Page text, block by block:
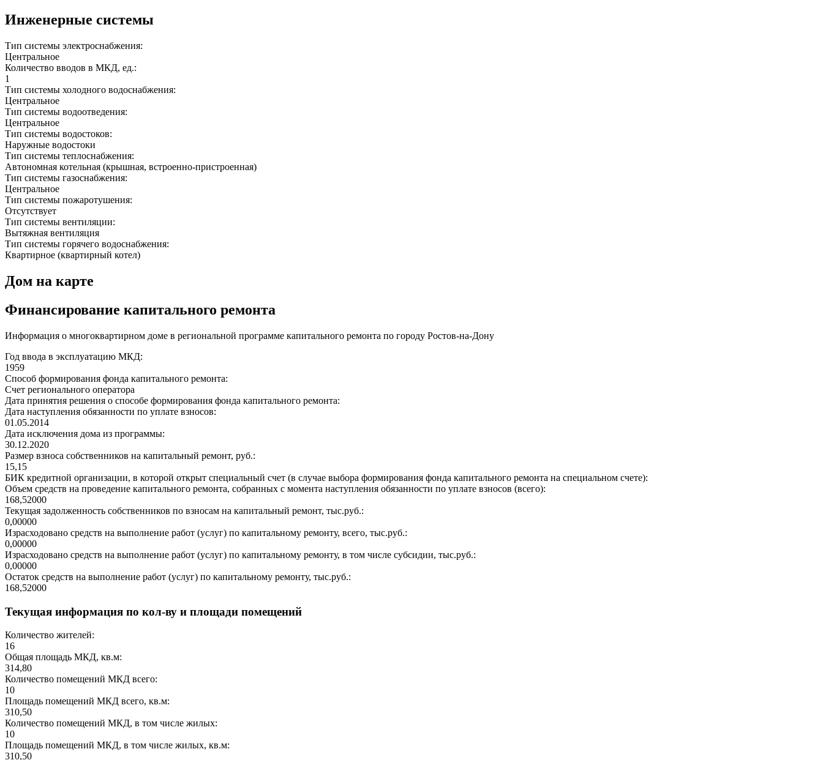
Инженерные системы
Тип системы электроснабжения:
Центральное
Количество вводов в МКД, ед.:
1
Тип системы холодного водоснабжения:
Центральное
Тип системы водоотведения:
Центральное
Тип системы водостоков:
Наружные водостоки
Тип системы теплоснабжения:
Автономная котельная (крышная, встроенно-пристроенная)
Тип системы газоснабжения:
Центральное
Тип системы пожаротушения:
Отсутствует
Тип системы вентиляции:
Вытяжная вентиляция
Тип системы горячего водоснабжения:
Квартирное (квартирный котел)
Дом на карте
Финансирование капитального ремонта
Информация о многоквартирном доме в региональной программе капитального ремонта по городу Ростов-на-Дону
Год ввода в эксплуатацию МКД:
1959
Способ формирования фонда капитального ремонта:
Счет регионального оператора
Дата принятия решения о способе формирования фонда капитального ремонта:
Дата наступления обязанности по уплате взносов:
01.05.2014
Дата исключения дома из программы:
30.12.2020
Размер взноса собственников на капитальный ремонт, руб.:
15,15
БИК кредитной организации, в которой открыт специальный счет (в случае выбора формирования фонда капитального ремонта на специальном счете):
Объем средств на проведение капитального ремонта, собранных с момента наступления обязанности по уплате взносов (всего):
168,52000
Текущая задолженность собственников по взносам на капитальный ремонт, тыс.руб.:
0,00000
Израсходовано средств на выполнение работ (услуг) по капитальному ремонту, всего, тыс.руб.:
0,00000
Израсходовано средств на выполнение работ (услуг) по капитальному ремонту, в том числе субсидии, тыс.руб.:
0,00000
Остаток средств на выполнение работ (услуг) по капитальному ремонту, тыс.руб.:
168,52000
Текущая информация по кол-ву и площади помещений
Количество жителей:
16
Общая площадь МКД, кв.м:
314,80
Количество помещений МКД всего:
10
Площадь помещений МКД всего, кв.м:
310,50
Количество помещений МКД, в том числе жилых:
10
Площадь помещений МКД, в том числе жилых, кв.м:
310,50